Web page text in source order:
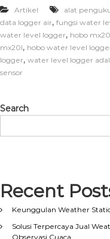
Artikel alat
data logger air, fungsi water
water level logger, hobo
mx20l, hobo water level
logger, water level logger
sensor
Search
Recent
Keunggulan Weather
Solusi Terpercaya Jual
Observasi Cuaca